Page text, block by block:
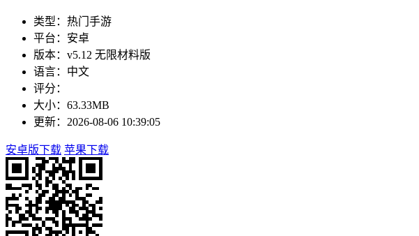
类型：热门手游
平台：安卓
版本：v5.12 无限材料版
语言：中文
评分：
大小：63.33MB
更新：2026-08-06 10:39:05
安卓版下载 苹果下载